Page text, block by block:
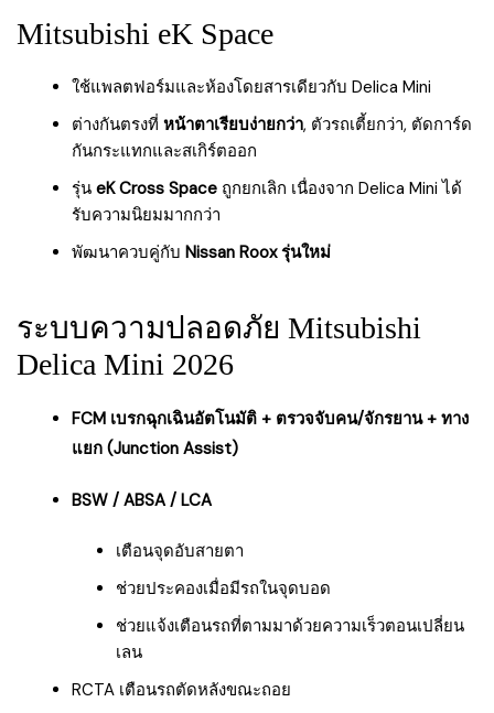
Mitsubishi eK Space
ใช้แพลตฟอร์มและห้องโดยสารเดียวกับ Delica Mini
ต่างกันตรงที่ หน้าตาเรียบง่ายกว่า, ตัวรถเตี้ยกว่า, ตัดการ์ด
กันกระแทกและสเกิร์ตออก
รุ่น eK Cross Space ถูกยกเลิก เนื่องจาก Delica Mini ได้
รับความนิยมมากกว่า
พัฒนาควบคู่กับ Nissan Roox รุ่นใหม่
ระบบความปลอดภัย Mitsubishi
Delica Mini 2026
FCM เบรกฉุกเฉินอัตโนมัติ + ตรวจจับคน/จักรยาน + ทาง
แยก (Junction Assist)
BSW / ABSA / LCA
เตือนจุดอับสายตา
ช่วยประคองเมื่อมีรถในจุดบอด
ช่วยแจ้งเตือนรถที่ตามมาด้วยความเร็วตอนเปลี่ยน
เลน
RCTA เตือนรถตัดหลังขณะถอย